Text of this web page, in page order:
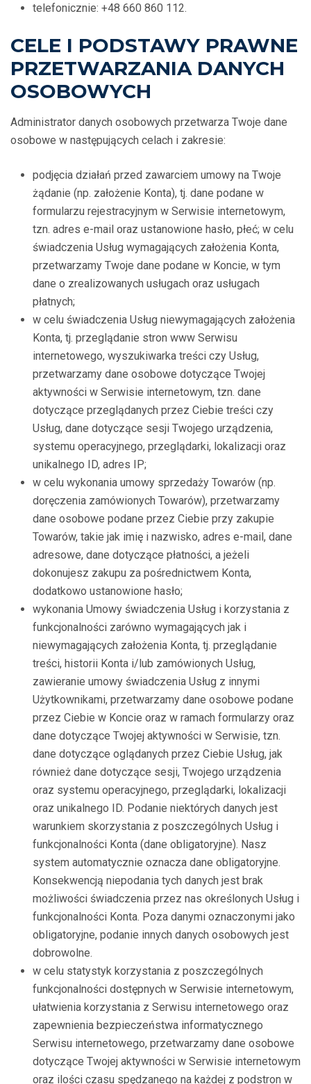
telefonicznie: +48 660 860 112.
CELE I PODSTAWY PRAWNE
PRZETWARZANIA DANYCH
OSOBOWYCH
Administrator danych osobowych przetwarza Twoje dane
osobowe w następujących celach i zakresie:
podjęcia działań przed zawarciem umowy na Twoje
żądanie (np. założenie Konta), tj. dane podane w
formularzu rejestracyjnym w Serwisie internetowym,
tzn. adres e-mail oraz ustanowione hasło, płeć; w celu
świadczenia Usług wymagających założenia Konta,
przetwarzamy Twoje dane podane w Koncie, w tym
dane o zrealizowanych usługach oraz usługach
płatnych;
w celu świadczenia Usług niewymagających założenia
Konta, tj. przeglądanie stron www Serwisu
internetowego, wyszukiwarka treści czy Usług,
przetwarzamy dane osobowe dotyczące Twojej
aktywności w Serwisie internetowym, tzn. dane
dotyczące przeglądanych przez Ciebie treści czy
Usług, dane dotyczące sesji Twojego urządzenia,
systemu operacyjnego, przeglądarki, lokalizacji oraz
unikalnego ID, adres IP;
w celu wykonania umowy sprzedaży Towarów (np.
doręczenia zamówionych Towarów), przetwarzamy
dane osobowe podane przez Ciebie przy zakupie
Towarów, takie jak imię i nazwisko, adres e-mail, dane
adresowe, dane dotyczące płatności, a jeżeli
dokonujesz zakupu za pośrednictwem Konta,
dodatkowo ustanowione hasło;
wykonania Umowy świadczenia Usług i korzystania z
funkcjonalności zarówno wymagających jak i
niewymagających założenia Konta, tj. przeglądanie
treści, historii Konta i/lub zamówionych Usług,
zawieranie umowy świadczenia Usług z innymi
Użytkownikami, przetwarzamy dane osobowe podane
przez Ciebie w Koncie oraz w ramach formularzy oraz
dane dotyczące Twojej aktywności w Serwisie, tzn.
dane dotyczące oglądanych przez Ciebie Usług, jak
również dane dotyczące sesji, Twojego urządzenia
oraz systemu operacyjnego, przeglądarki, lokalizacji
oraz unikalnego ID. Podanie niektórych danych jest
warunkiem skorzystania z poszczególnych Usług i
funkcjonalności Konta (dane obligatoryjne). Nasz
system automatycznie oznacza dane obligatoryjne.
Konsekwencją niepodania tych danych jest brak
możliwości świadczenia przez nas określonych Usług i
funkcjonalności Konta. Poza danymi oznaczonymi jako
obligatoryjne, podanie innych danych osobowych jest
dobrowolne.
w celu statystyk korzystania z poszczególnych
funkcjonalności dostępnych w Serwisie internetowym,
ułatwienia korzystania z Serwisu internetowego oraz
zapewnienia bezpieczeństwa informatycznego
Serwisu internetowego, przetwarzamy dane osobowe
dotyczące Twojej aktywności w Serwisie internetowym
oraz ilości czasu spędzanego na każdej z podstron w